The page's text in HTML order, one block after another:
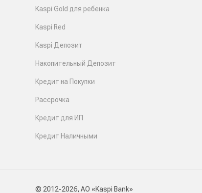
Kaspi Gold для ребенка
Kaspi Red
Kaspi Депозит
Накопительный Депозит
Кредит на Покупки
Рассрочка
Кредит для ИП
Кредит Наличными
© 2012-2026, АО «Kaspi Bank»